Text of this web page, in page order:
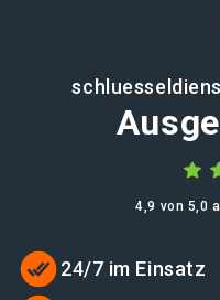
4,9 von 5,0
24/7 im Einsatz